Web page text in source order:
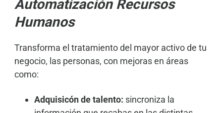
Automatización Recursos
Humanos
Transforma el tratamiento del mayor activo de tu
negocio, las personas, con mejoras en áreas
como:
Adquisicón de talento: sincroniza la